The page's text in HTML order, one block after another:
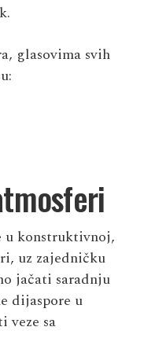
glasovima svih
u konstruktivnoj,
uz zajedničku
jačati saradnju
dijaspore u
veze sa